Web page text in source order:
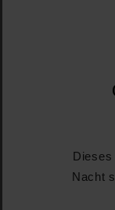
Dieses
Nacht